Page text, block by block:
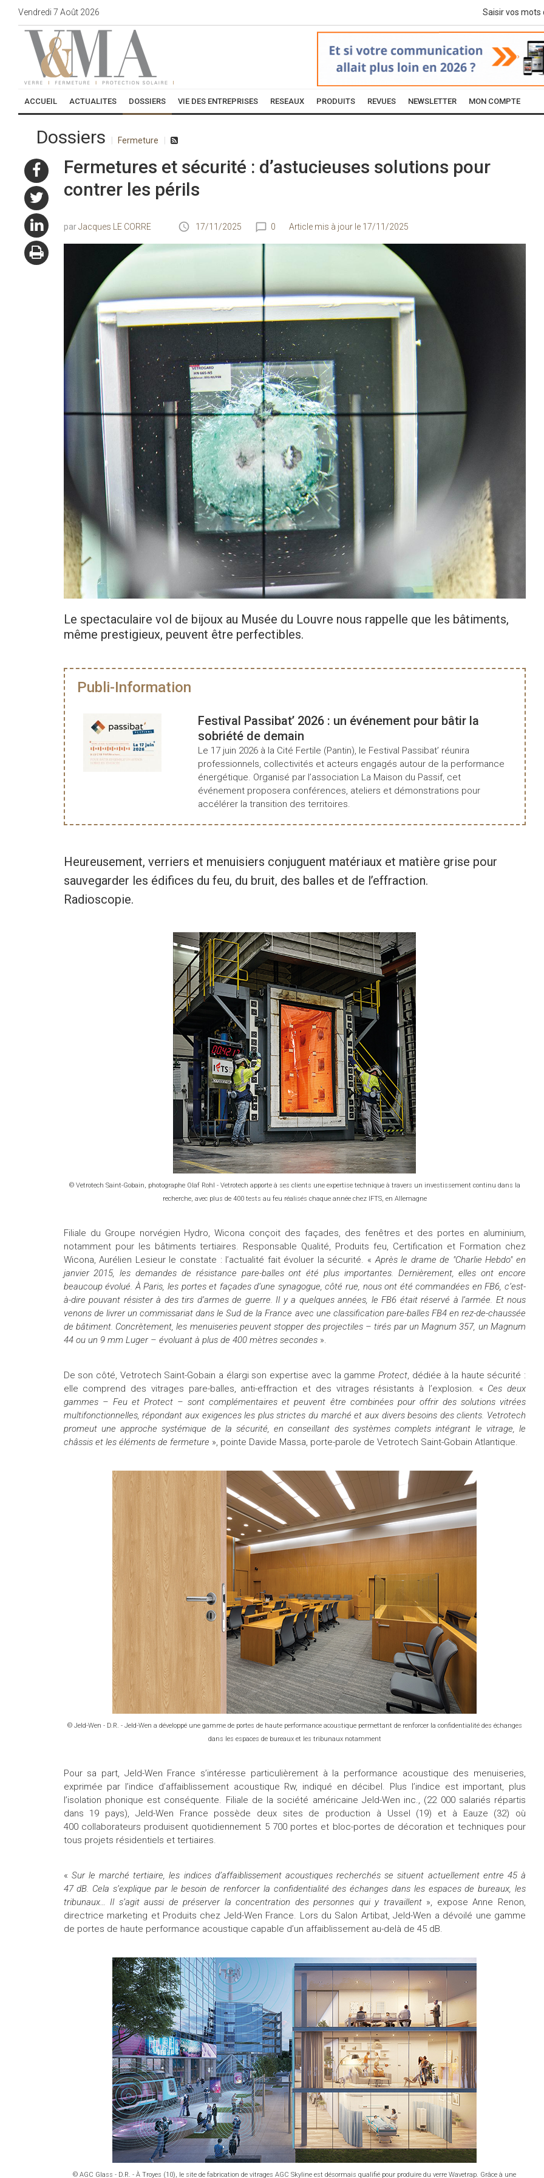
Vendredi 7 Août 2026
ACCUEIL ACTUALITES DOSSIERS VIE DES ENTREPRISES RESEAUX PRODUITS REVUES NEWSLETTER MON COMPTE
Dossiers Fermeture
Fermetures et sécurité : d’astucieuses solutions pour
contrer les périls
Jacques LE CORRE 17/11/2025 0 Article mis à jour le 17/11/2025
Le spectaculaire vol de bijoux au Musée du Louvre nous rappelle que les bâtiments,
même prestigieux, peuvent être perfectibles.
Publi-Information
Festival Passibat’ 2026 : un événement pour bâtir la
sobriété de demain
Le 17 juin 2026 à la Cité Fertile (Pantin), le Festival Passibat’ réunira
professionnels, collectivités et acteurs engagés autour de la performance
énergétique. Organisé par l’association La Maison du Passif, cet
événement proposera conférences, ateliers et démonstrations pour
accélérer la transition des territoires.
Heureusement, verriers et menuisiers conjuguent matériaux et matière grise pour
sauvegarder les édifices du feu, du bruit, des balles et de l’effraction.
Radioscopie.
© Vetrotech Saint-Gobain, photographe Olaf Rohl - Vetrotech apporte à ses clients une expertise technique à travers un investissement continu dans la
recherche, avec plus de 400 tests au feu réalisés chaque année chez IFTS, en Allemagne
Filiale du Groupe norvégien Hydro, Wicona conçoit des façades, des fenêtres et des portes en aluminium,
notamment pour les bâtiments tertiaires. Responsable Qualité, Produits feu, Certification et Formation chez
Wicona, Aurélien Lesieur le constate : l’actualité fait évoluer la sécurité. «Après le drame de "Charlie Hebdo" en
janvier 2015, les demandes de résistance pare-balles ont été plus importantes. Dernièrement, elles ont encore
beaucoup évolué. À Paris, les portes et façades d’une synagogue, côté rue, nous ont été commandées en FB6, c’est-
à-dire pouvant résister à des tirs d’armes de guerre. Il y a quelques années, le FB6 était réservé à l’armée. Et nous
venons de livrer un commissariat dans le Sud de la France avec une classification pare-balles FB4 en rez-de-chaussée
de bâtiment. Concrètement, les menuiseries peuvent stopper des projectiles – tirés par un Magnum 357, un Magnum
44 ou un 9 mm Luger – évoluant à plus de 400 mètres secondes ».
De son côté, Vetrotech Saint-Gobain a élargi son expertise avec la gamme Protect, dédiée à la haute sécurité :
elle comprend des vitrages pare-balles, anti-effraction et des vitrages résistants à l’explosion. « Ces deux
gammes – Feu et Protect – sont complémentaires et peuvent être combinées pour offrir des solutions vitrées
multifonctionnelles, répondant aux exigences les plus strictes du marché et aux divers besoins des clients. Vetrotech
promeut une approche systémique de la sécurité, en conseillant des systèmes complets intégrant le vitrage, le
châssis et les éléments de fermeture », pointe Davide Massa, porte-parole de Vetrotech Saint-Gobain Atlantique.
© Jeld-Wen - D.R. - Jeld-Wen a développé une gamme de portes de haute performance acoustique permettant de renforcer la confidentialité des échanges
dans les espaces de bureaux et les tribunaux notamment
Pour sa part, Jeld-Wen France s’intéresse particulièrement à la performance acoustique des menuiseries,
exprimée par l’indice d’affaiblissement acoustique Rw, indiqué en décibel. Plus l’indice est important, plus
l’isolation phonique est conséquente. Filiale de la société américaine Jeld-Wen inc., (22 000 salariés répartis
dans 19 pays), Jeld-Wen France possède deux sites de production à Ussel (19) et à Eauze (32) où
400 collaborateurs produisent quotidiennement 5 700 portes et bloc-portes de décoration et techniques pour
tous projets résidentiels et tertiaires.
« Sur le marché tertiaire, les indices d’affaiblissement acoustiques recherchés se situent actuellement entre 45 à
47 dB. Cela s’explique par le besoin de renforcer la confidentialité des échanges dans les espaces de bureaux, les
tribunaux… Il s’agit aussi de préserver la concentration des personnes qui y travaillent », expose Anne Renon,
directrice marketing et Produits chez Jeld-Wen France. Lors du Salon Artibat, Jeld-Wen a dévoilé une gamme
de portes de haute performance acoustique capable d’un affaiblissement au-delà de 45 dB.
© AGC Glass - D.R. - À Troyes (10), le site de fabrication de vitrages AGC Skyline est désormais qualifié pour produire du verre Wavetrap. Grâce à une